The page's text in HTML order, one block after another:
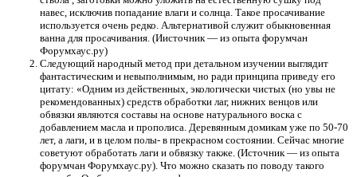
навес, исключив попадание влаги и солнца. Такое просачивание
используется очень редко. Альтернативой служит обыкновенная
ванна для просачивания. (Иисточник — из опыта форумчан
Форумхаус.ру)
Следующий народный метод при детальном изучении выглядит
фантастическим и невыполнимым, но ради принципа приведу его
цитату: «Одним из действенных, экологически чистых (но увы не
рекомендованных) средств обработки лаг, нижних венцов или
обвязки являются составы на основе натурального воска с
добавлением масла и прополиса. Деревянным домикам уже по 50-70
лет, а лаги, и в целом полы- в прекрасном состоянии. Сейчас многие
советуют обработать лаги и обвязку также. (Источник — из опыта
форумчан Форумхаус.ру). Что можно сказать по поводу такого